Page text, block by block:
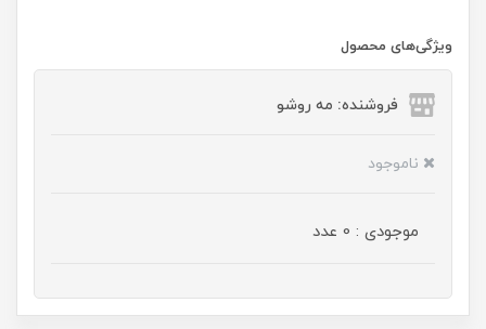
ویژگی‌های محصول
فروشنده: مه رو‌شو
ناموجود
موجودی : 0 عدد